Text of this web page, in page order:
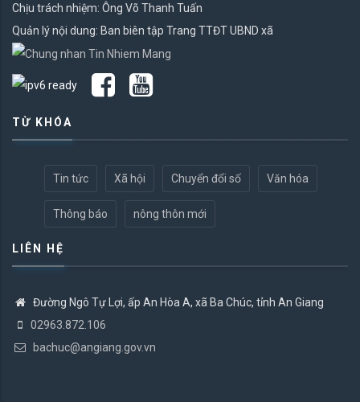
Chịu trách nhiệm: Ông Võ Thanh Tuấn
Quản lý nội dung: Ban biên tập Trang TTĐT UBND xã
TỪ KHÓA
Tin tức Xã hội Chuyển đổi số Văn hóa
Thông báo nông thôn mới
LIÊN HỆ
Đường Ngô Tự Lợi, ấp An Hòa A, xã Ba Chúc, tỉnh An Giang
02963.872.106
bachuc@angiang.gov.vn